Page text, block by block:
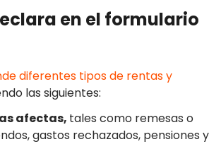
en el formulario
diferentes tipos de rentas y
las siguientes:
afectas, tales como remesas o
gastos rechazados, pensiones y